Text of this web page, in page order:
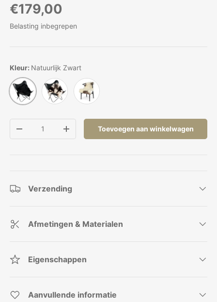
Reguliere prijs
€179,00
Belasting inbegrepen
Kleur: Natuurlijk Zwart
Natuurlijk Zwart
Mix/gevlektOff White
Verlaag de hoeveelheidVerhoog de hoeveelheid
Toevoegen aan winkelwagen
Verzending
Afmetingen & Materialen
Eigenschappen
Aanvullende informatie